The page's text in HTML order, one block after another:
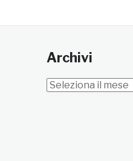
Archivi
Archivi